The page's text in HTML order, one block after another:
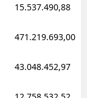
15.537.490,88
471.219.693,00
43.048.452,97